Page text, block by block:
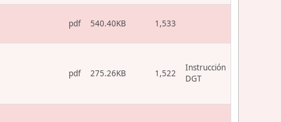
pdf 540.40KB 1,533
pdf 275.26KB 1,522
Instrucción
DGT